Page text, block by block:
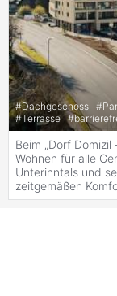
#Dachgeschoss #
#Terrasse #
Beim „Dorf Domizil
Wohnen für alle
Unterinntals und
zeitgemäßen